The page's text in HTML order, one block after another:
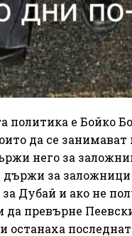
политика е Бойко
да се
него за
за
Дубай и ако не
превърне
останаха